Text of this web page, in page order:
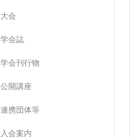
大会
学会誌
学会刊行物
公開講座
連携団体等
入会案内